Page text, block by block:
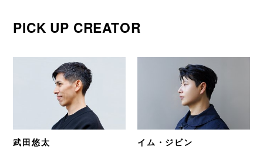
PICK UP CREATOR
武田悠太 イム・ジビン